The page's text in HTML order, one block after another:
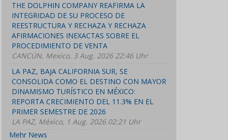
THE DOLPHIN COMPANY REAFIRMA LA
INTEGRIDAD DE SU PROCESO DE
REESTRUCTURA Y RECHAZA Y RECHAZA
AFIRMACIONES INEXACTAS SOBRE EL
PROCEDIMIENTO DE VENTA
CANCÚN, Mexico, 3 Aug. 2026 22:46 Uhr
LA PAZ, BAJA CALIFORNIA SUR, SE
CONSOLIDA COMO EL DESTINO CON MAYOR
DINAMISMO TURÍSTICO EN MÉXICO:
REPORTA CRECIMIENTO DEL 11.3% EN EL
PRIMER SEMESTRE DE 2026
LA PAZ, México, 1 Aug. 2026 02:21 Uhr
Mehr News